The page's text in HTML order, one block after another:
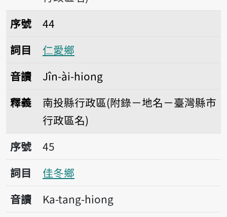
序號44仁愛鄉
序號
44
詞目
仁愛鄉
音讀
Jîn-ài-hiong
釋義
南投縣行政區(附錄－地名－臺灣縣市
行政區名)
序號45佳冬鄉
序號
45
詞目
佳冬鄉
音讀
Ka-tang-hiong